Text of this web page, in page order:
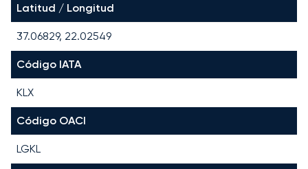
Latitud / Longitud
37.06829, 22.02549
Código IATA
KLX
Código OACI
LGKL